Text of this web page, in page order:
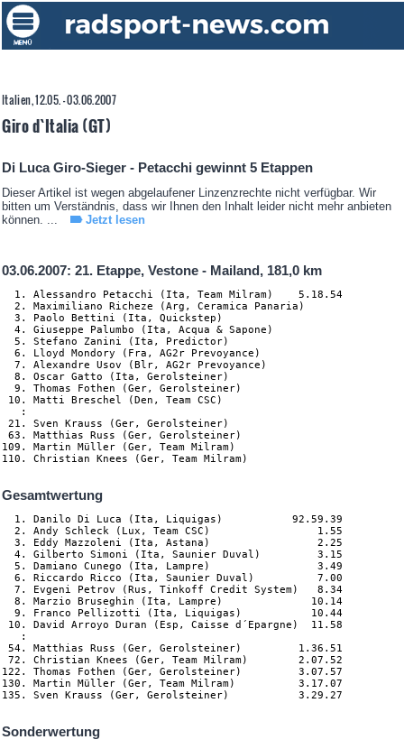
Italien, 12.05. - 03.06.2007
Giro d`Italia (GT)
Di Luca Giro-Sieger - Petacchi gewinnt 5 Etappen
Dieser Artikel ist wegen abgelaufener Linzenzrechte nicht verfügbar. Wir
bitten um Verständnis, dass wir Ihnen den Inhalt leider nicht mehr anbieten
können. ...
Jetzt lesen
03.06.2007: 21. Etappe, Vestone - Mailand, 181,0 km
  1. Alessandro Petacchi (Ita, Team Milram)    5.18.54
  2. Maximiliano Richeze (Arg, Ceramica Panaria)
  3. Paolo Bettini (Ita, Quickstep)
  4. Giuseppe Palumbo (Ita, Acqua & Sapone)
  5. Stefano Zanini (Ita, Predictor)
  6. Lloyd Mondory (Fra, AG2r Prevoyance)
  7. Alexandre Usov (Blr, AG2r Prevoyance)
  8. Oscar Gatto (Ita, Gerolsteiner)
  9. Thomas Fothen (Ger, Gerolsteiner)
10. Matti Breschel (Den, Team CSC)
   :
21. Sven Krauss (Ger, Gerolsteiner)
63. Matthias Russ (Ger, Gerolsteiner)
109. Martin Müller (Ger, Team Milram)
110. Christian Knees (Ger, Team Milram)
Gesamtwertung
  1. Danilo Di Luca (Ita, Liquigas)           92.59.39
  2. Andy Schleck (Lux, Team CSC)                 1.55
  3. Eddy Mazzoleni (Ita, Astana)                 2.25
  4. Gilberto Simoni (Ita, Saunier Duval)         3.15
  5. Damiano Cunego (Ita, Lampre)                 3.49
  6. Riccardo Ricco (Ita, Saunier Duval)          7.00
  7. Evgeni Petrov (Rus, Tinkoff Credit System)   8.34
  8. Marzio Bruseghin (Ita, Lampre)              10.14
  9. Franco Pellizotti (Ita, Liquigas)           10.44
10. David Arroyo Duran (Esp, Caisse d´Epargne)  11.58
   :
54. Matthias Russ (Ger, Gerolsteiner)         1.36.51
72. Christian Knees (Ger, Team Milram)        2.07.52
122. Thomas Fothen (Ger, Gerolsteiner)         3.07.57
130. Martin Müller (Ger, Team Milram)          3.17.07
135. Sven Krauss (Ger, Gerolsteiner)           3.29.27
Sonderwertung